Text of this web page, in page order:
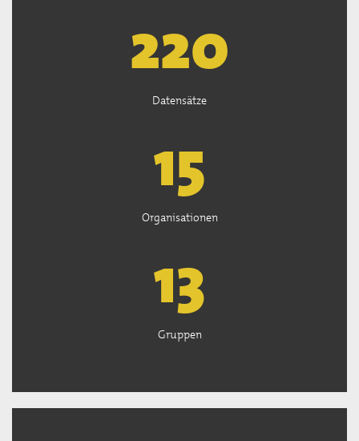
222
Datensätze
15
Organisationen
13
Gruppen